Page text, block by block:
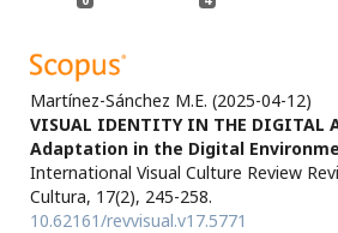
Martínez-Sánchez M.E. (2025-04-12)
VISUAL IDENTITY IN THE DIGITAL
Adaptation in the Digital
International Visual Culture Review
Cultura, 17(2), 245-258.
10.62161/revvisual.v17.5771